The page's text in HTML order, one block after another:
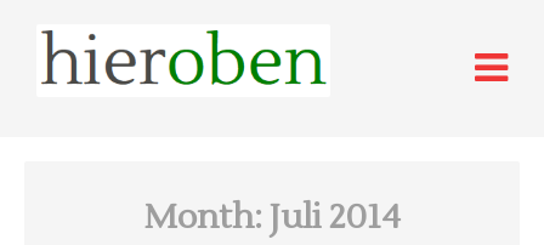
Month:Juli 2014